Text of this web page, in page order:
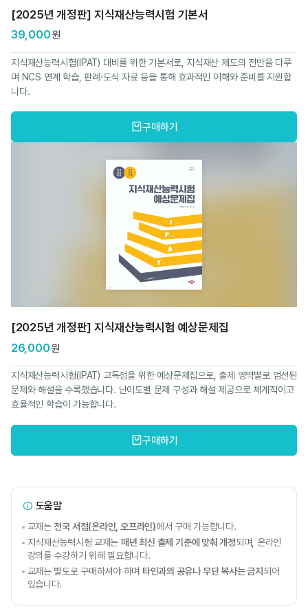
[2025년 개정판] 지식재산능력시험 기본서
39,000원
지식재산능력시험(IPAT) 대비를 위한 기본서로, 지식재산 제도의 전반을 다루
며 NCS 연계 학습, 판례·도식 자료 등을 통해 효과적인 이해와 준비를 지원합
니다.
구매하기
[2025년 개정판] 지식재산능력시험 예상문제집
26,000원
지식재산능력시험(IPAT) 고득점을 위한 예상문제집으로, 출제 영역별로 엄선된
문제와 해설을 수록했습니다. 난이도별 문제 구성과 해설 제공으로 체계적이고
효율적인 학습이 가능합니다.
구매하기
도움말
교재는전국 서점(온라인, 오프라인)에서 구매 가능합니다.
지식재산능력시험 교재는 매년 최신 출제 기준에 맞춰 개정되며, 온라인
강의를 수강하기 위해 필요합니다.
교재는 별도로 구매하셔야 하며 타인과의 공유나 무단 복사는 금지 되어
있습니다.